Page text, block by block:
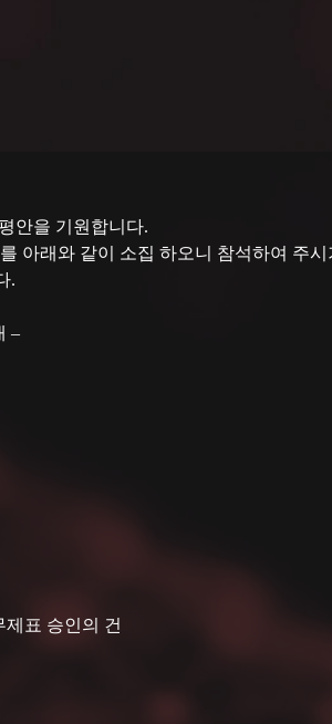
안을 기원합니다.
아래와 같이 소집 하오니 참석하여 주
.
–
제표 승인의 건